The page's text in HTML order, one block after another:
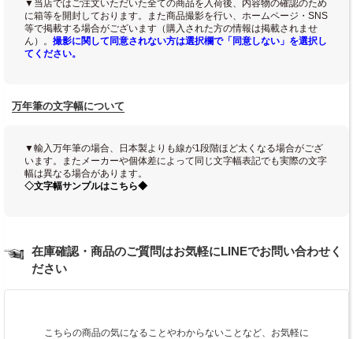
▼当店ではご注文いただいた全ての商品を入荷後、内容物の確認のため
に箱等を開封しております。また商品撮影を行い、ホームページ・SNS
等で掲載する場合がございます（購入された方の情報は掲載されませ
ん）。 撮影に関して同意されない方は選択欄で「同意しない」を選択し
てください。
万年筆の文字幅について
▼輸入万年筆の場合、日本製よりも線が1段階ほど太くなる場合がござ
います。またメーカーや個体差によって同じ文字幅表記でも実際の文字
幅は異なる場合があります。
◇文字幅サンプルはこちら◆
在庫確認・商品のご質問はお気軽にLINEでお問い合わせく
ださい
こちらの商品の気になることやわからないことなど、お気軽に